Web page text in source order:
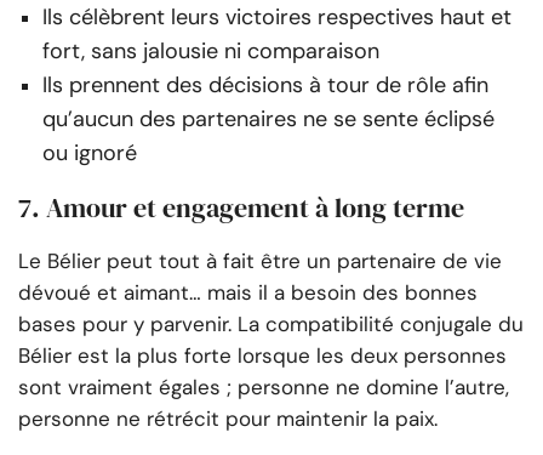
Ils célèbrent leurs victoires respectives haut et
fort, sans jalousie ni comparaison
Ils prennent des décisions à tour de rôle afin
qu’aucun des partenaires ne se sente éclipsé
ou ignoré
7. Amour et engagement à long terme
Le Bélier peut tout à fait être un partenaire de vie
dévoué et aimant… mais il a besoin des bonnes
bases pour y parvenir. La compatibilité conjugale du
Bélier est la plus forte lorsque les deux personnes
sont vraiment égales ; personne ne domine l’autre,
personne ne rétrécit pour maintenir la paix.